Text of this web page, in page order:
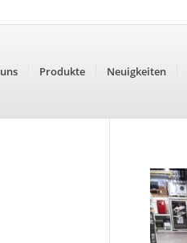
Produkte Neuigkeiten